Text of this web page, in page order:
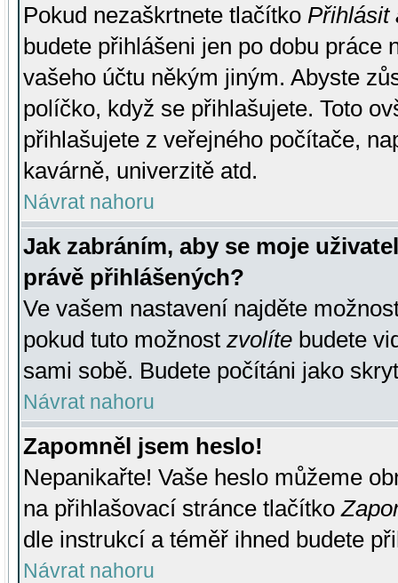
Pokud nezaškrtnete tlačítko Přihlásit
budete přihlášeni jen po dobu práce
vašeho účtu někým jiným. Abyste
políčko, když se přihlašujete. Toto
přihlašujete z veřejného počítače,
kavárně, univerzitě atd.
Návrat nahoru
Jak zabráním, aby se moje
právě přihlášených?
Ve vašem nastavení najděte
pokud tuto možnost zvolíte budete
sami sobě. Budete počítáni jako
Návrat nahoru
Zapomněl jsem heslo!
Nepanikařte! Vaše heslo můžeme
na přihlašovací stránce tlačítko
dle instrukcí a téměř ihned budete
Návrat nahoru